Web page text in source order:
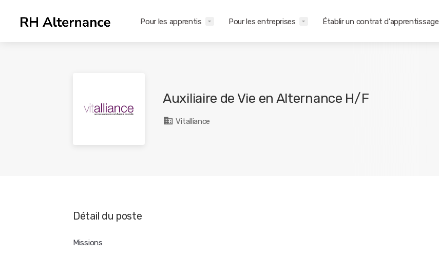
Pour les apprentis Pour les entreprises Établir un contrat d'apprentissage
Auxiliaire de Vie en Alternance H/F
Vitalliance
Détail du poste
Missions